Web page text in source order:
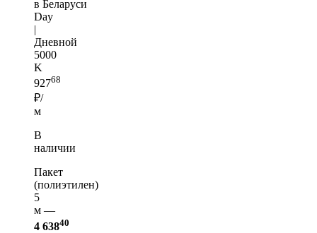
в Беларуси
Day
|
Дневной
5000
K
92768
₽/
м
В
наличии
Пакет
(полиэтилен)
5
м —
4 63840